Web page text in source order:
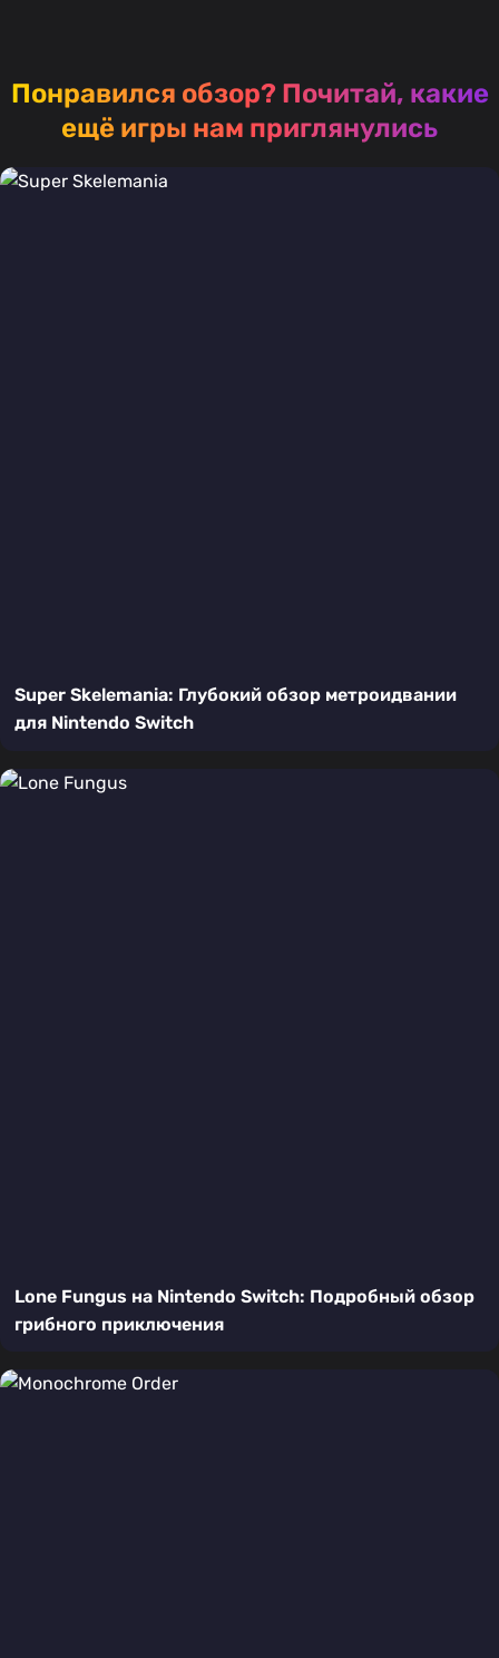
Понравился обзор? Почитай, какие
ещё игры нам приглянулись
Super Skelemania: Глубокий обзор метроидвании
для Nintendo Switch
Lone Fungus на Nintendo Switch: Подробный обзор
грибного приключения